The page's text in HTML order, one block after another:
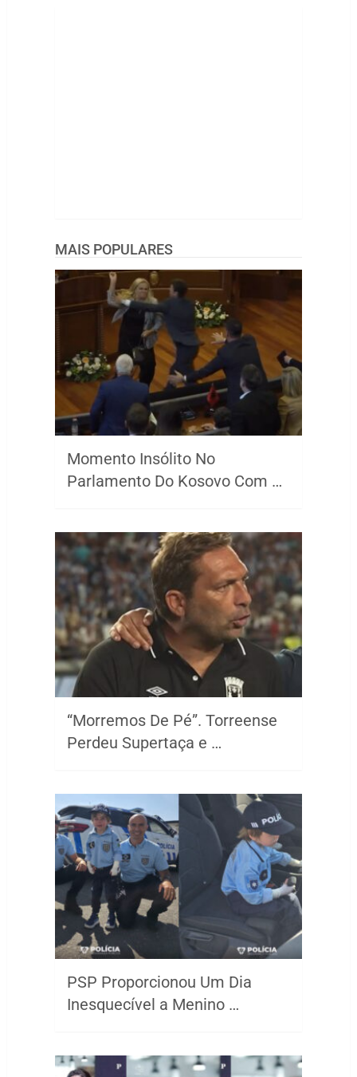
MAIS POPULARES
Momento Insólito No
Parlamento Do Kosovo Com …
“Morremos De Pé”. Torreense
Perdeu Supertaça e …
PSP Proporcionou Um Dia
Inesquecível a Menino …